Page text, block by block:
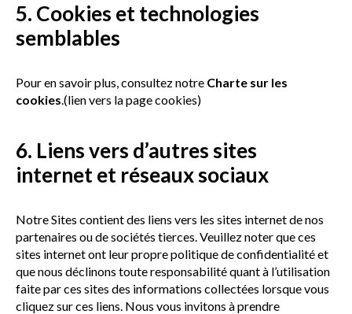
5. Cookies et technologies
semblables
Pour en savoir plus, consultez notre Charte sur les
cookies.(lien vers la page cookies)
6. Liens vers d’autres sites
internet et réseaux sociaux
Notre Sites contient des liens vers les sites internet de nos
partenaires ou de sociétés tierces. Veuillez noter que ces
sites internet ont leur propre politique de confidentialité et
que nous déclinons toute responsabilité quant à l’utilisation
faite par ces sites des informations collectées lorsque vous
cliquez sur ces liens. Nous vous invitons à prendre